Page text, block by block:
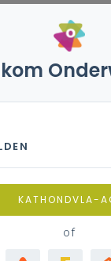
KATHONDVLA-
of